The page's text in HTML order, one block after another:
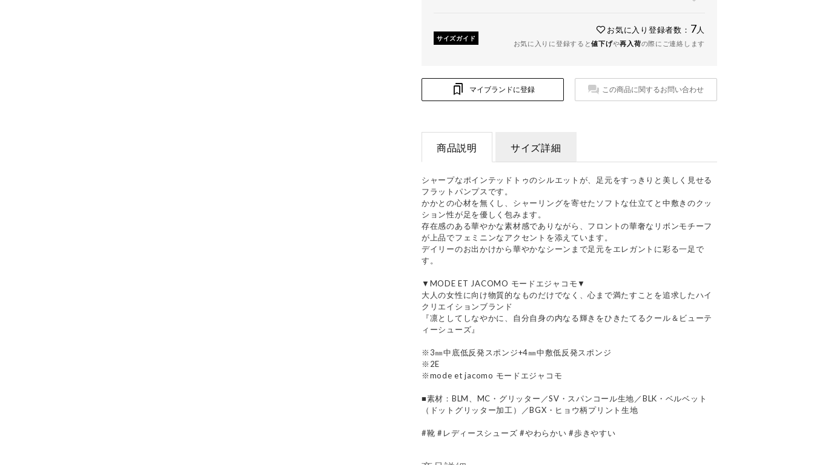
サイズガイド
お気に入り登録者数： 7 人
お気に入りに登録すると値下げや再入荷の際にご連絡します
マイブランドに登録 この商品に関するお問い合わせ
商品説明 サイズ詳細
シャープなポインテッドトゥのシルエットが、足元をすっきりと美しく見せる
フラットパンプスです。
かかとの心材を無くし、シャーリングを寄せたソフトな仕立てと中敷きのクッ
ション性が足を優しく包みます。
存在感のある華やかな素材感でありながら、フロントの華奢なリボンモチーフ
が上品でフェミニンなアクセントを添えています。
デイリーのお出かけから華やかなシーンまで足元をエレガントに彩る一足で
す。
▼MODE ET JACOMO モードエジャコモ▼
大人の女性に向け物質的なものだけでなく、心まで満たすことを追求したハイ
クリエイションブランド
『凛としてしなやかに、自分自身の内なる輝きをひきたてるクール＆ビューテ
ィーシューズ』
※3㎜中底低反発スポンジ+4㎜中敷低反発スポンジ
※2E
※mode et jacomo モードエジャコモ
■素材：BLM、MC・グリッター／SV・スパンコール生地／BLK・ベルベット
（ドットグリッター加工）／BGX・ヒョウ柄プリント生地
#靴 #レディースシューズ #やわらかい #歩きやすい